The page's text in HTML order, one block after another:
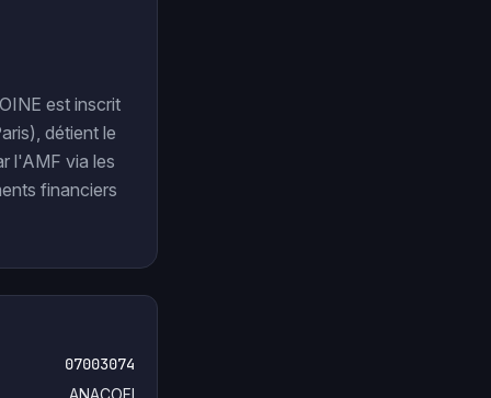
est inscrit
détient le
l'AMF via les
financiers
07003074
ANACOFI